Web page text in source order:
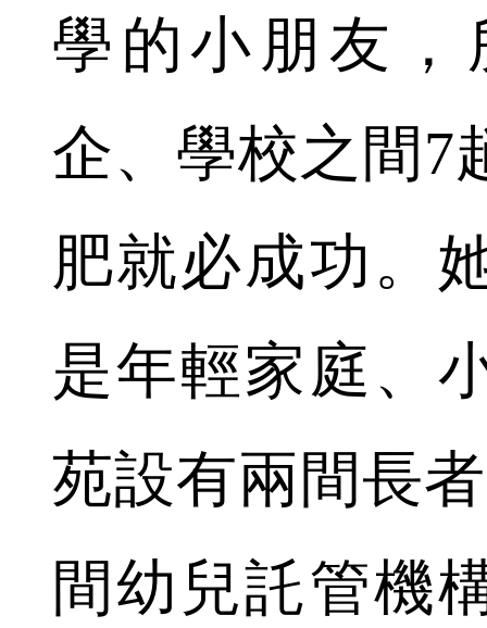
學的小朋友
企、學校之間7
肥就必成功。
是年輕家庭、
苑設有兩間長
間幼兒託管機